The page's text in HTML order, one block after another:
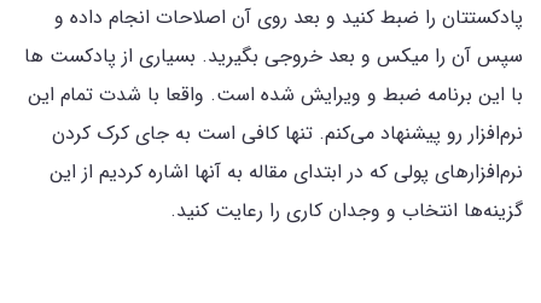
پادکستتان را ضبط کنید و بعد روی آن اصلاحات انجام داده و
سپس آن را میکس و بعد خروجی بگیرید. بسیاری از پادکست ها
با این برنامه ضبط و ویرایش شده است. واقعا با شدت تمام این
نرم‌افزار رو پیشنهاد می‌کنم. تنها کافی است به جای کرک کردن
نرم‌افزارهای پولی که در ابتدای مقاله به آنها اشاره کردیم از این
گزینه‌ها انتخاب و وجدان کاری را رعایت کنید.